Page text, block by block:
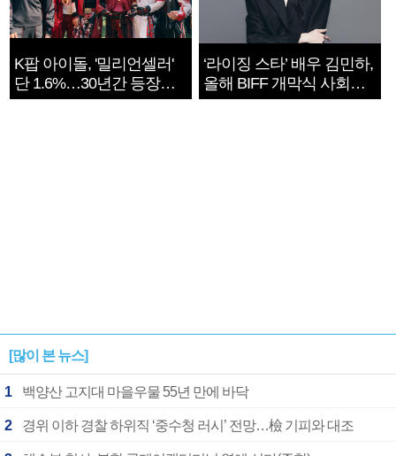
K팝 아이돌, '밀리언셀러'
단 1.6%…30년간 등장
1182개팀 전수조사
‘라이징 스타’ 배우 김민하,
올해 BIFF 개막식 사회자
확정
[많이 본 뉴스]
1 백양산 고지대 마을우물 55년 만에 바닥
2 경위 이하 경찰 하위직 ‘중수청 러시’ 전망…檢 기피와 대조